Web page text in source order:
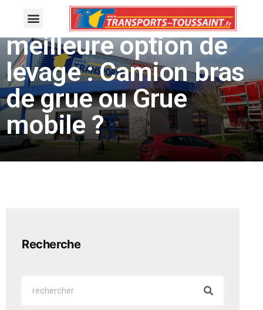
Optez pour la
meilleure option de
levage : Camion bras
de grue ou Grue
mobile ?
Recherche